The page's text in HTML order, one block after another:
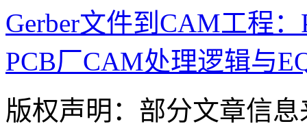
Gerber文件到CAM工程
PCB厂CAM处理逻辑与
版权声明：部分文章信